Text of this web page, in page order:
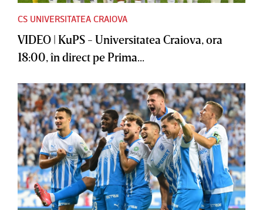
CS UNIVERSITATEA CRAIOVA
VIDEO | KuPS - Universitatea Craiova, ora
18:00, în direct pe Prima...